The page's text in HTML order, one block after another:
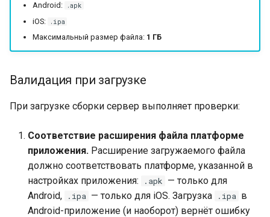
с
к
Android: .apk
iOS: .ipa
Максимальный размер файла: 1 ГБ
Валидация при загрузке
При загрузке сборки сервер выполняет проверки:
Соответствие расширения файла платформе
приложения. Расширение загружаемого файла
должно соответствовать платформе, указанной в
настройках приложения:
.apk — только для
Android,
.ipa — только для iOS. Загрузка .ipa в
Android-приложение (и наоборот) вернёт ошибку